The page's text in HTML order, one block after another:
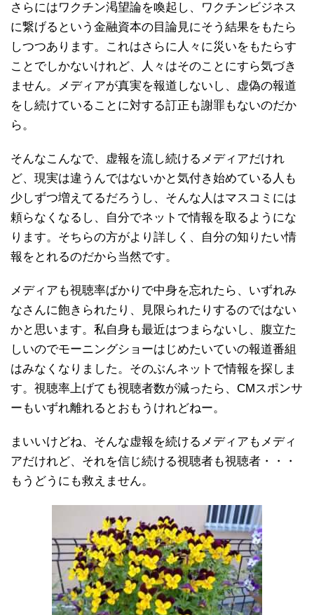
さらにはワクチン渇望論を喚起し、ワクチンビジネス
に繋げるという金融資本の目論見にそう結果をもたら
しつつあります。これはさらに人々に災いをもたらす
ことでしかないけれど、人々はそのことにすら気づき
ません。メディアが真実を報道しないし、虚偽の報道
をし続けていることに対する訂正も謝罪もないのだか
ら。
そんなこんなで、虚報を流し続けるメディアだけれ
ど、現実は違うんではないかと気付き始めている人も
少しずつ増えてるだろうし、そんな人はマスコミには
頼らなくなるし、自分でネットで情報を取るようにな
ります。そちらの方がより詳しく、自分の知りたい情
報をとれるのだから当然です。
メディアも視聴率ばかりで中身を忘れたら、いずれみ
なさんに飽きられたり、見限られたりするのではない
かと思います。私自身も最近はつまらないし、腹立た
しいのでモーニングショーはじめたいていの報道番組
はみなくなりました。そのぶんネットで情報を探しま
す。視聴率上げても視聴者数が減ったら、CMスポンサ
ーもいずれ離れるとおもうけれどねー。
まいいけどね、そんな虚報を続けるメディアもメディ
アだけれど、それを信じ続ける視聴者も視聴者・・・
もうどうにも救えません。